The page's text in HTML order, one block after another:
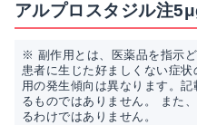
アルプロスタジル注
※ 副作用とは、医薬品を指示
患者に生じた好ましくない症
用の発生傾向は異なります。
るものではありません。 また
るわけではありません。